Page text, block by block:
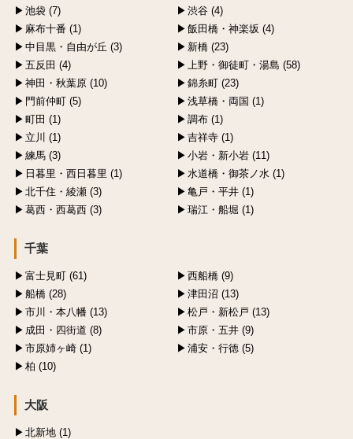
池袋 (7)
渋谷 (4)
麻布十番 (1)
飯田橋・神楽坂 (4)
中目黒・自由が丘 (3)
新橋 (23)
五反田 (4)
上野・御徒町・湯島 (58)
神田・秋葉原 (10)
錦糸町 (23)
門前仲町 (5)
浅草橋・両国 (1)
町田 (1)
調布 (1)
立川 (1)
吉祥寺 (1)
練馬 (3)
小岩・新小岩 (11)
日暮里・西日暮里 (1)
水道橋・御茶ノ水 (1)
北千住・綾瀬 (3)
亀戸・平井 (1)
葛西・西葛西 (3)
瑞江・船堀 (1)
千葉
富士見町 (61)
西船橋 (9)
船橋 (28)
津田沼 (13)
市川・本八幡 (13)
松戸・新松戸 (13)
成田・四街道 (8)
市原・五井 (9)
市原姉ヶ崎 (1)
浦安・行徳 (5)
柏 (10)
大阪
北新地 (1)